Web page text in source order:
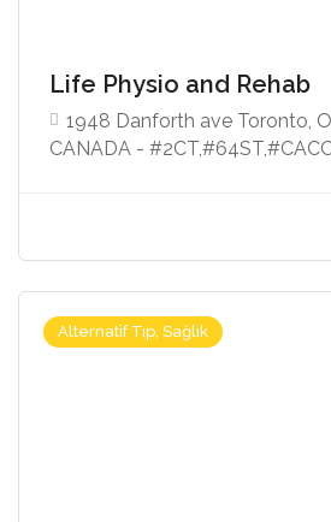
Life Physio and Rehab
1948 Danforth ave Toronto,
CANADA -
Alternatif Tıp, Sağlık